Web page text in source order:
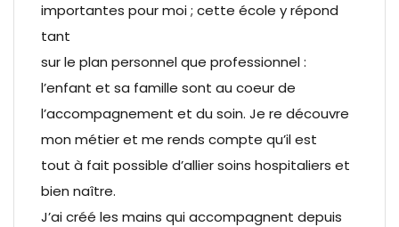
importantes pour moi ; cette école y répond
tant
sur le plan personnel que professionnel :
l’enfant et sa famille sont au coeur de
l’accompagnement et du soin. Je re découvre
mon métier et me rends compte qu’il est
tout à fait possible d’allier soins hospitaliers et
bien naître.
J’ai créé les mains qui accompagnent depuis